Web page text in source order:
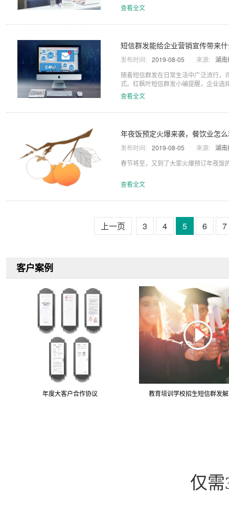
查看全文
短信群发能给企业营销宣传带来
发布时间: 2019-08-05 来源:
湖南
随着短信群发在日常生活中广泛流行
式。红枫叶短信群发小编提醒，企业选
查看全文
年夜饭预定火爆来袭，餐饮业怎
发布时间: 2019-08-05 来源:
湖南
春节将至，又到了大家火爆预订年夜饭
查看全文
上一页 3 4 5 6 7
客户案例
年度大客户合作协议 教育培训学校招生短信群发
仅